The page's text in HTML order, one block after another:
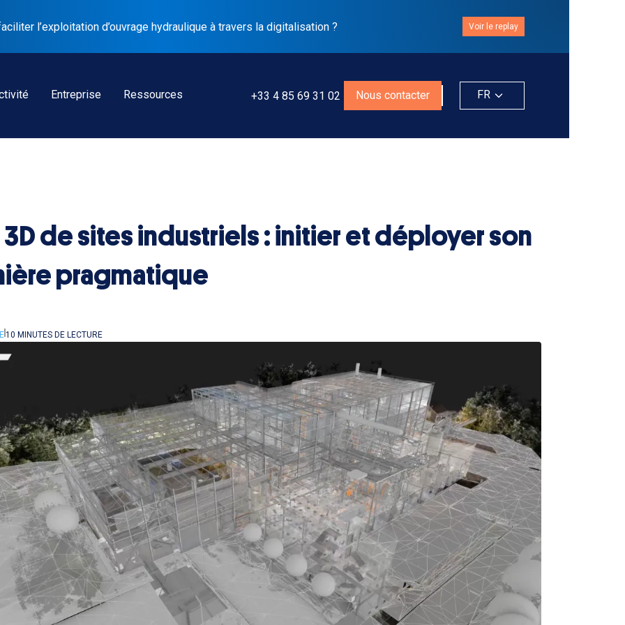
l’exploitation d’ouvrage hydraulique à travers la digitalisation ? Voir le replay
Entreprise Ressources +33 4 85 69 31 02 Nous contacter FR
de sites industriels : initier et déployer son
pragmatique
10 MINUTES DE LECTURE